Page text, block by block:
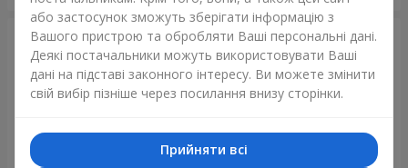
або застосунок зможуть зберігати інформацію з
Вашого пристрою та обробляти Ваші персональні дані.
Деякі постачальники можуть використовувати Ваші
дані на підставі законного інтересу. Ви можете змінити
свій вибір пізніше через посилання внизу сторінки.
Прийняти всі